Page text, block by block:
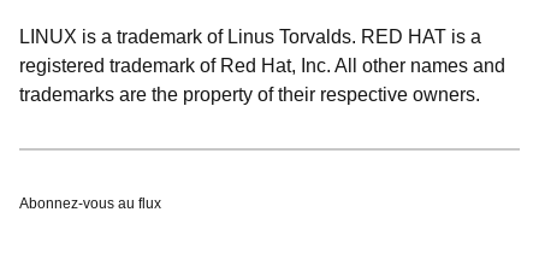
LINUX is a trademark of Linus Torvalds. RED HAT is a
registered trademark of Red Hat, Inc. All other names and
trademarks are the property of their respective owners.
Abonnez-vous au flux